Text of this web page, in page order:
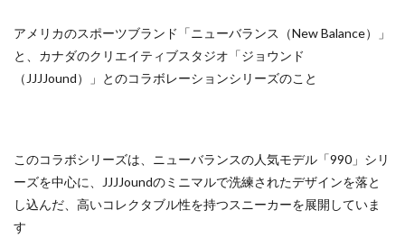
アメリカのスポーツブランド「ニューバランス（New Balance）」
と、カナダのクリエイティブスタジオ「ジョウンド
（JJJJound）」とのコラボレーションシリーズのこと
このコラボシリーズは、ニューバランスの人気モデル「990」シリ
ーズを中心に、JJJJoundのミニマルで洗練されたデザインを落と
し込んだ、高いコレクタブル性を持つスニーカーを展開していま
す